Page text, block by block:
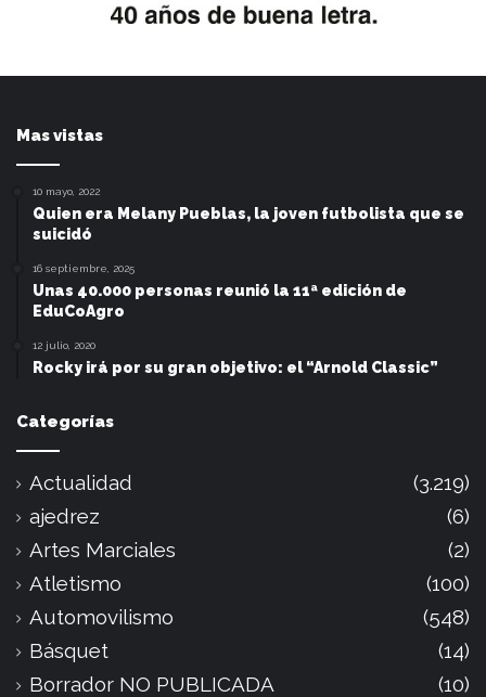
Mas vistas
10 mayo, 2022
Quien era Melany Pueblas, la joven futbolista que se
suicidó
16 septiembre, 2025
Unas 40.000 personas reunió la 11ª edición de
EduCoAgro
12 julio, 2020
Rocky irá por su gran objetivo: el “Arnold Classic”
Categorías
Actualidad
(3.219)
ajedrez
(6)
Artes Marciales
(2)
Atletismo
(100)
Automovilismo
(548)
Básquet
(14)
Borrador NO PUBLICADA
(10)